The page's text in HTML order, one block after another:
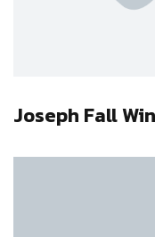
Joseph Fall